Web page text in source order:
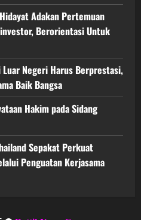
Adakan Pertemuan
Berorientasi Untuk
Negeri Harus Berprestasi,
Baik Bangsa
Hakim pada Sidang
Sepakat Perkuat
Penguatan Kerjasama